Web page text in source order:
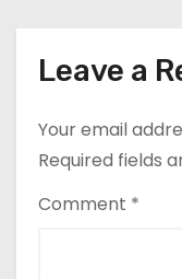
Leave a
Your email
Required fields
Comment *